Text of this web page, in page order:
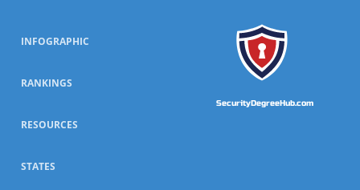
SecurityDegreeHub.com
INFOGRAPHIC
RANKINGS
RESOURCES
STATES